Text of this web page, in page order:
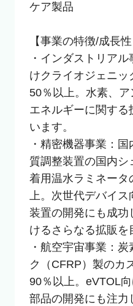
ケア製品
【事業の特徴/成長性
・インダストリア
けクライオジェニ
50％以上。水素、
エネルギーに関する
います。
・精密機器事業：
質調整装置の国内
着用温水ラミネータ
上。次世代デバイス
装置の開発にも成功
けるさらなる拡販を
・航空宇宙事業：
ク（CFRP）製のカ
90％以上。eVTOL
部品の開発にも注力